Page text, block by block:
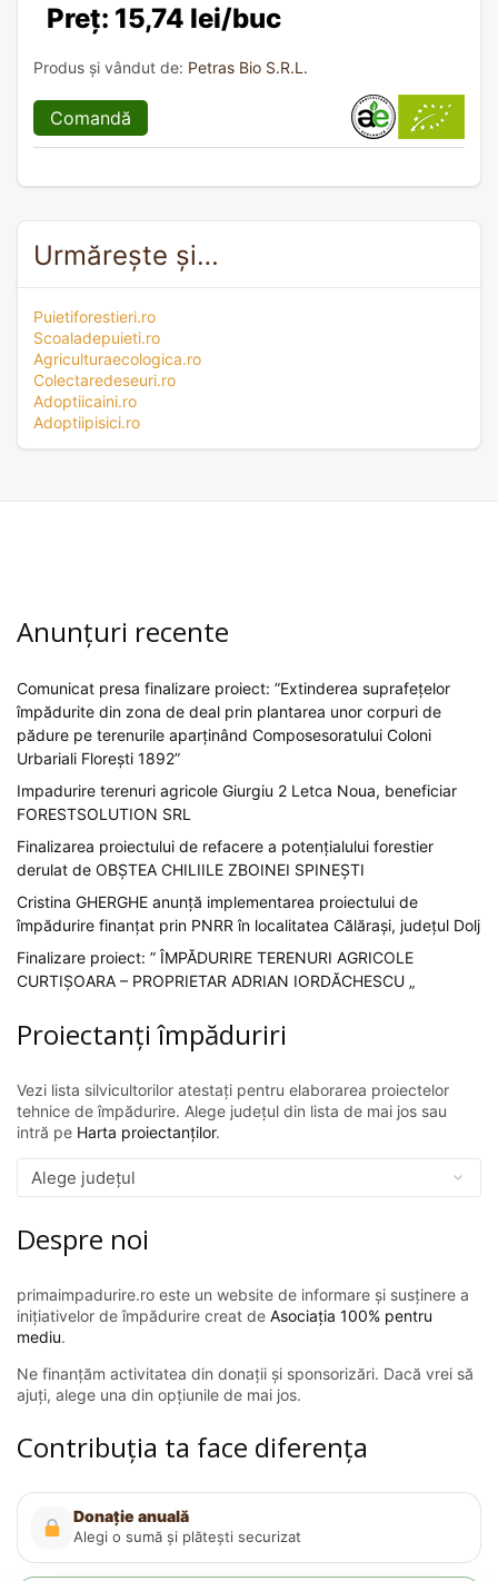
Preț: 15,74 lei/buc
Produs și vândut de: Petras Bio S.R.L.
Comandă
Urmărește și…
Puietiforestieri.ro
Scoaladepuieti.ro
Agriculturaecologica.ro
Colectaredeseuri.ro
Adoptiicaini.ro
Adoptiipisici.ro
Anunțuri recente
Comunicat presa finalizare proiect: ”Extinderea suprafețelor
împădurite din zona de deal prin plantarea unor corpuri de
pădure pe terenurile aparținând Composesoratului Coloni
Urbariali Florești 1892”
Impadurire terenuri agricole Giurgiu 2 Letca Noua, beneficiar
FORESTSOLUTION SRL
Finalizarea proiectului de refacere a potențialului forestier
derulat de OBȘTEA CHILIILE ZBOINEI SPINEȘTI
Cristina GHERGHE anunță implementarea proiectului de
împădurire finanțat prin PNRR în localitatea Călărași, județul Dolj
Finalizare proiect: ” ÎMPĂDURIRE TERENURI AGRICOLE
CURTIȘOARA – PROPRIETAR ADRIAN IORDĂCHESCU „
Proiectanți împăduriri
Vezi lista silvicultorilor atestați pentru elaborarea proiectelor
tehnice de împădurire. Alege județul din lista de mai jos sau
intră pe Harta proiectanților.
Despre noi
primaimpadurire.ro este un website de informare și susținere a
inițiativelor de împădurire creat de Asociația 100% pentru
mediu.
Ne finanțăm activitatea din donații și sponsorizări. Dacă vrei să
ajuți, alege una din opțiunile de mai jos.
Contribuția ta face diferența
Donație anuală
Alegi o sumă și plătești securizat